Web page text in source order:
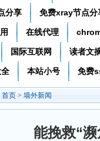
分享 免费xray节点分
在线代理
国际互联网 读者文
本站小号 免费
首页 > 墙外新闻
能挽救“